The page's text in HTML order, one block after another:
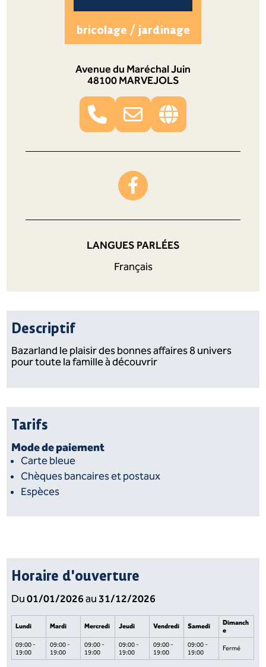
Descriptif
Bazarland le plaisir des bonnes affaires 8 univers
pour toute la famille à découvrir
Tarifs
Mode de paiement
Carte bleue
Chèques bancaires et postaux
Espèces
Horaire d'ouverture
Du01/01/2026au31/12/2026
Lundi Mardi Mercredi Jeudi Vendredi Samedi
Dimanch
e
09:00 -
19:00
09:00 -
19:00
09:00 -
19:00
09:00 -
19:00
09:00 -
19:00
09:00 -
19:00
Fermé
bricolage / jardinage
Avenue du Maréchal Juin
48100 MARVEJOLS
LANGUES PARLÉES
Français